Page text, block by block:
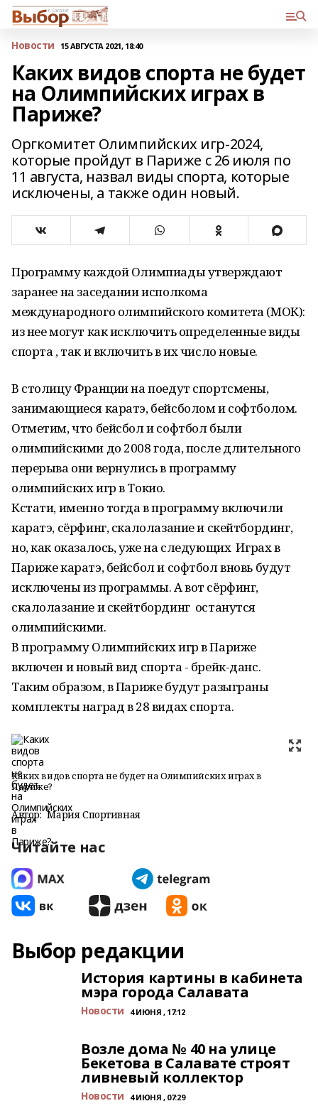
Новости 15 АВГУСТА 2021, 18:40
Каких видов спорта не будет
на Олимпийских играх в
Париже?
Оргкомитет Олимпийских игр-2024,
которые пройдут в Париже с 26 июля по
11 августа, назвал виды спорта, которые
исключены, а также один новый.
Программу каждой Олимпиады утверждают
заранее на заседании исполкома
международного олимпийского комитета (МОК):
из нее могут как исключить определенные виды
спорта , так и включить в их число новые.
В столицу Франции на поедут спортсмены,
занимающиеся каратэ, бейсболом и софтболом.
Отметим, что бейсбол и софтбол были
олимпийскими до 2008 года, после длительного
перерыва они вернулись в программу
олимпийских игр в Токио.
Кстати, именно тогда в программу включили
каратэ, сёрфинг, скалолазание и скейтбординг,
но, как оказалось, уже на следующих Играх в
Париже каратэ, бейсбол и софтбол вновь будут
исключены из программы. А вот сёрфинг,
скалолазание и скейтбординг останутся
олимпийскими.
В программу Олимпийских игр в Париже
включен и новый вид спорта - брейк-данс.
Таким образом, в Париже будут разыграны
комплекты наград в 28 видах спорта.
Каких видов спорта не будет на Олимпийских играх в
Париже?
Автор: Мария Спортивная
Читайте нас
Выбор редакции
История картины в кабинета
мэра города Салавата
Новости 4 ИЮНЯ , 17:12
Возле дома № 40 на улице
Бекетова в Салавате строят
ливневый коллектор
Новости 4 ИЮНЯ , 07:29